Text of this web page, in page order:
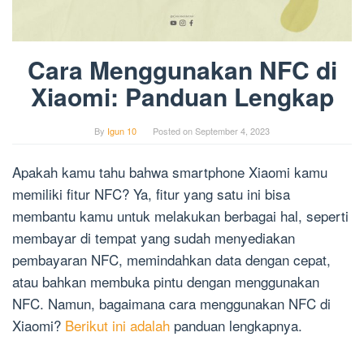
Cara Menggunakan NFC di
Xiaomi: Panduan Lengkap
By Igun 10 Posted onSeptember 4, 2023
Apakah kamu tahu bahwa smartphone Xiaomi kamu
memiliki fitur NFC? Ya, fitur yang satu ini bisa
membantu kamu untuk melakukan berbagai hal, seperti
membayar di tempat yang sudah menyediakan
pembayaran NFC, memindahkan data dengan cepat,
atau bahkan membuka pintu dengan menggunakan
NFC. Namun, bagaimana cara menggunakan NFC di
Xiaomi? Berikut ini adalah panduan lengkapnya.